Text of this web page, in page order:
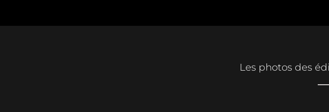
Les photos des